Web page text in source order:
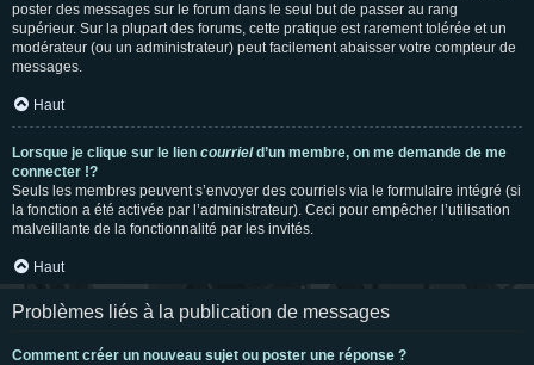
poster des messages sur le forum dans le seul but de passer au rang
supérieur. Sur la plupart des forums, cette pratique est rarement tolérée et un
modérateur (ou un administrateur) peut facilement abaisser votre compteur de
messages.
Haut
Lorsque je clique sur le lien courrield’un membre, on me demande de me
connecter !?
Seuls les membres peuvent s’envoyer des courriels via le formulaire intégré (si
la fonction a été activée par l’administrateur). Ceci pour empêcher l’utilisation
malveillante de la fonctionnalité par les invités.
Haut
Problèmes liés à la publication de messages
Comment créer un nouveau sujet ou poster une réponse ?